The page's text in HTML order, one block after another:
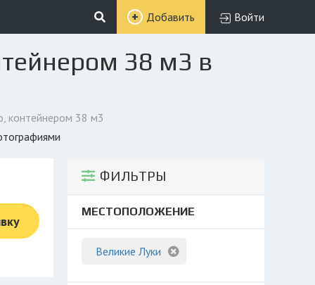
Добавить Войти
38 м3 в
контейнером 38 м3
ФИЛЬТРЫ
МЕСТОПОЛОЖЕНИЕ
Великие Луки